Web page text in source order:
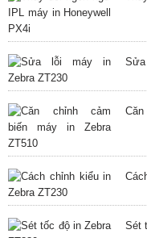
Sửa
Căn
Sét